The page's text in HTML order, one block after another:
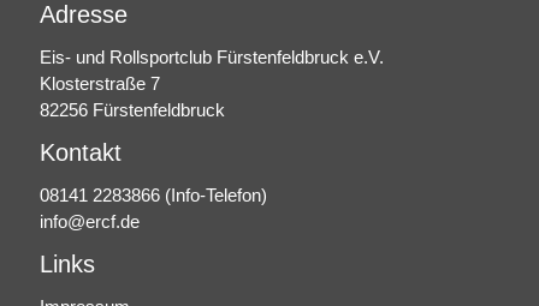
Adresse
Eis- und Rollsportclub Fürstenfeldbruck e.V.
Klosterstraße 7
82256 Fürstenfeldbruck
Kontakt
08141 2283866 (Info-Telefon)
info@ercf.de
Links